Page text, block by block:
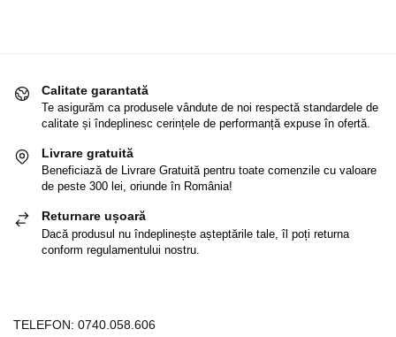
Calitate garantată
Te asigurăm ca produsele vândute de noi respectă standardele de
calitate și îndeplinesc cerințele de performanță expuse în ofertă.
Livrare gratuită
Beneficiază de Livrare Gratuită pentru toate comenzile cu valoare
de peste 300 lei, oriunde în România!
Returnare ușoară
Dacă produsul nu îndeplinește așteptările tale, îl poți returna
conform regulamentului nostru.
TELEFON: 0740.058.606